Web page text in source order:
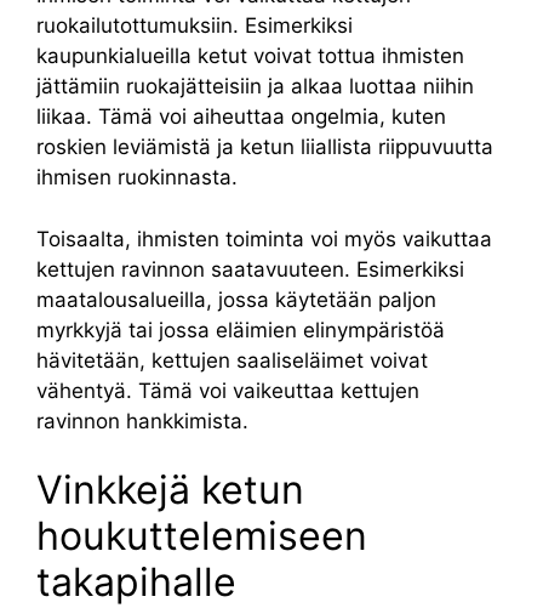
ruokailutottumuksiin. Esimerkiksi
kaupunkialueilla ketut voivat tottua ihmisten
jättämiin ruokajätteisiin ja alkaa luottaa niihin
liikaa. Tämä voi aiheuttaa ongelmia, kuten
roskien leviämistä ja ketun liiallista riippuvuutta
ihmisen ruokinnasta.
Toisaalta, ihmisten toiminta voi myös vaikuttaa
kettujen ravinnon saatavuuteen. Esimerkiksi
maatalousalueilla, jossa käytetään paljon
myrkkyjä tai jossa eläimien elinympäristöä
hävitetään, kettujen saaliseläimet voivat
vähentyä. Tämä voi vaikeuttaa kettujen
ravinnon hankkimista.
Vinkkejä ketun
houkuttelemiseen
takapihalle